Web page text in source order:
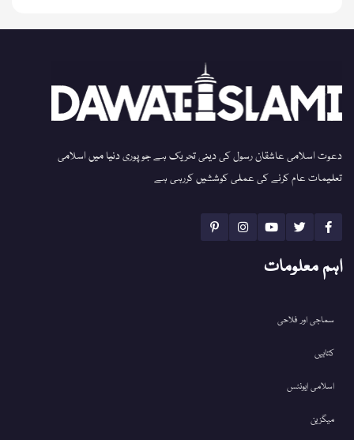
دعوت اسلامی عاشقان رسول کی دینی تحریک ہے جو پوری دنیا میں اسلامی
تعلیمات عام کرنے کی عملی کوششیں کررہی ہے
اہم معلومات
سماجی اور فلاحی
کتابیں
اسلامی ایونٹس
میگزین